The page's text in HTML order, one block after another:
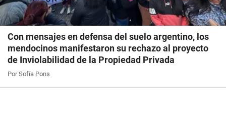
Con mensajes en defensa del suelo argentino, los
mendocinos manifestaron su rechazo al proyecto
de Inviolabilidad de la Propiedad Privada
Por Sofía Pons